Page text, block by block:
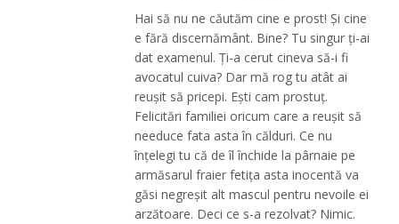
Hai să nu ne căutăm cine e prost! Și cine
e fără discernământ. Bine? Tu singur ți-ai
dat examenul. Ți-a cerut cineva să-i fi
avocatul cuiva? Dar mă rog tu atât ai
reușit să pricepi. Ești cam prostuț.
Felicitări familiei oricum care a reușit să
needuce fata asta în călduri. Ce nu
înțelegi tu că de îl închide la pârnaie pe
armăsarul fraier fetița asta inocentă va
găsi negreșit alt mascul pentru nevoile ei
arzătoare. Deci ce s-a rezolvat? Nimic.